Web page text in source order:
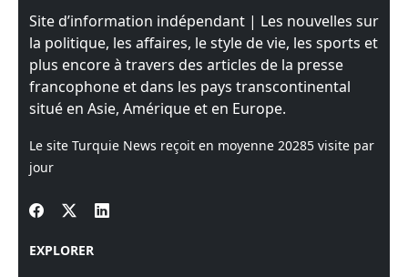
Site d’information indépendant | Les nouvelles sur
la politique, les affaires, le style de vie, les sports et
plus encore à travers des articles de la presse
francophone et dans les pays transcontinental
situé en Asie, Amérique et en Europe.
Le site Turquie News reçoit en moyenne 20285 visite par
jour
EXPLORER